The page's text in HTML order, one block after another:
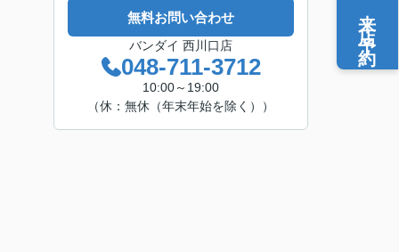
無料お問い合わせ
バンダイ 西川口店
048-711-3712
10:00～19:00
（休：無休（年末年始を除く））
来店予約